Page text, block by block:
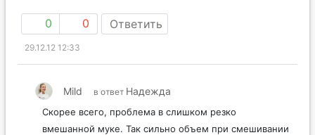
0 0 Ответить
29.12.12 12:33
Mild в ответ Надежда
Скорее всего, проблема в слишком резко
вмешанной муке. Так сильно объем при смешивании